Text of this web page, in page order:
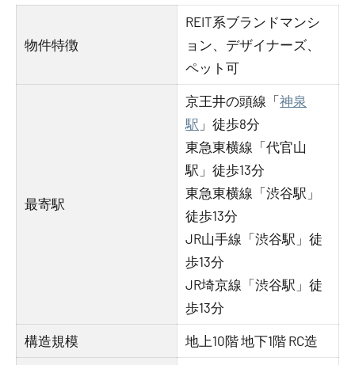
物件特徴
REIT系ブランドマンシ
ョン、デザイナーズ、
ペット可
最寄駅
京王井の頭線「神泉
駅 」徒歩8分
東急東横線「代官山
駅」徒歩13分
東急東横線「渋谷駅」
徒歩13分
JR山手線「渋谷駅」徒
歩13分
JR埼京線「渋谷駅」徒
歩13分
構造規模 地上10階 地下1階 RC造